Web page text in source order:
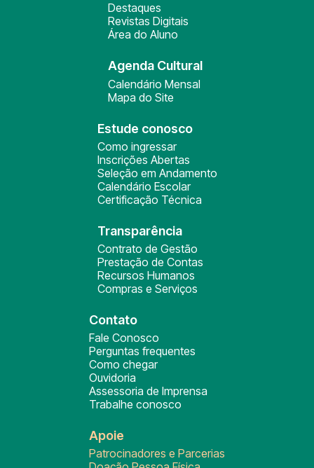
Destaques
Revistas Digitais
Área do Aluno
Agenda Cultural
Calendário Mensal
Mapa do Site
Estude conosco
Como ingressar
Inscrições Abertas
Seleção em Andamento
Calendário Escolar
Certificação Técnica
Transparência
Contrato de Gestão
Prestação de Contas
Recursos Humanos
Compras e Serviços
Contato
Fale Conosco
Perguntas frequentes
Como chegar
Ouvidoria
Assessoria de Imprensa
Trabalhe conosco
Apoie
Patrocinadores e Parcerias